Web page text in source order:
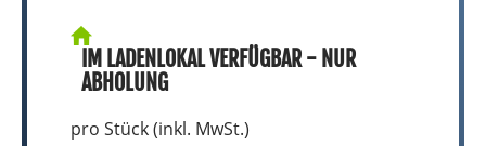
IM LADENLOKAL VERFÜGBAR - NUR
ABHOLUNG
pro Stück (inkl. MwSt.)